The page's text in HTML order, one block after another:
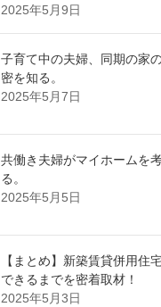
2025年5月9日
子育て中の夫婦、同期の家
密を知る。
2025年5月7日
共働き夫婦がマイホームを
る。
2025年5月5日
【まとめ】新築賃貸併用住
できるまでを密着取材！
2025年5月3日